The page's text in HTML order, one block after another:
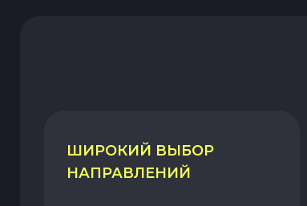
ШИРОКИЙ ВЫБОР
НАПРАВЛЕНИЙ